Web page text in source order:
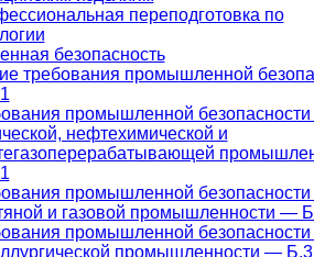
переподготовка по
безопасность
требования промышленной
промышленной безопасности
нефтехимической и
промышленной безопасности
и газовой промышленности —
промышленной безопасности
промышленности — Б.3